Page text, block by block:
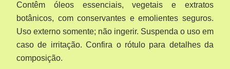
Contêm óleos essenciais, vegetais e extratos
botânicos, com conservantes e emolientes seguros.
Uso externo somente; não ingerir. Suspenda o uso em
caso de irritação. Confira o rótulo para detalhes da
composição.